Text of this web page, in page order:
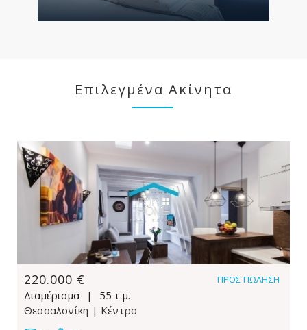
Επιλεγμένα Ακίνητα
220.000 € ΠΡΟΣ ΠΏΛΗΣΗ
Διαμέρισμα
55 τ.μ.
Θεσσαλονίκη | Κέντρο